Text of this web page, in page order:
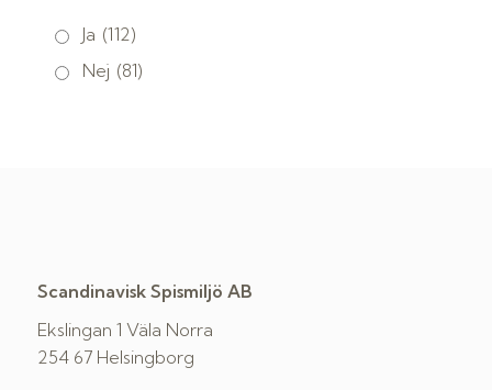
Ja (112)
Nej (81)
Scandinavisk Spismiljö AB
Ekslingan 1 Väla Norra
254 67 Helsingborg